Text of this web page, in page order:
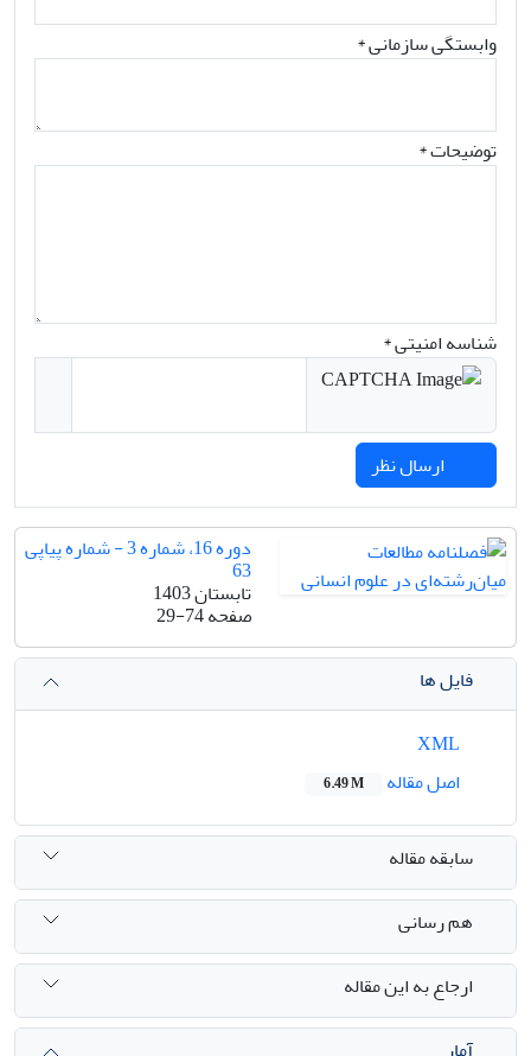
وابستگی سازمانی *
توضیحات *
شناسه امنیتی *
دوره 16، شماره 3 - شماره پیاپی
63
تابستان 1403
صفحه29-74
فایل ها
اصل مقاله
6.49 M
سابقه مقاله
هم رسانی
ارجاع به این مقاله